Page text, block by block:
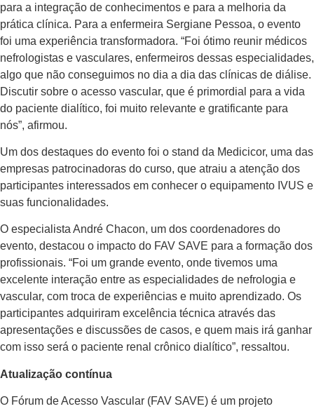
para a integração de conhecimentos e para a melhoria da
prática clínica. Para a enfermeira Sergiane Pessoa, o evento
foi uma experiência transformadora. “Foi ótimo reunir médicos
nefrologistas e vasculares, enfermeiros dessas especialidades,
algo que não conseguimos no dia a dia das clínicas de diálise.
Discutir sobre o acesso vascular, que é primordial para a vida
do paciente dialítico, foi muito relevante e gratificante para
nós”, afirmou.
Um dos destaques do evento foi o stand da Medicicor, uma das
empresas patrocinadoras do curso, que atraiu a atenção dos
participantes interessados em conhecer o equipamento IVUS e
suas funcionalidades.
O especialista André Chacon, um dos coordenadores do
evento, destacou o impacto do FAV SAVE para a formação dos
profissionais. “Foi um grande evento, onde tivemos uma
excelente interação entre as especialidades de nefrologia e
vascular, com troca de experiências e muito aprendizado. Os
participantes adquiriram excelência técnica através das
apresentações e discussões de casos, e quem mais irá ganhar
com isso será o paciente renal crônico dialítico”, ressaltou.
Atualização contínua
O Fórum de Acesso Vascular (FAV SAVE) é um projeto